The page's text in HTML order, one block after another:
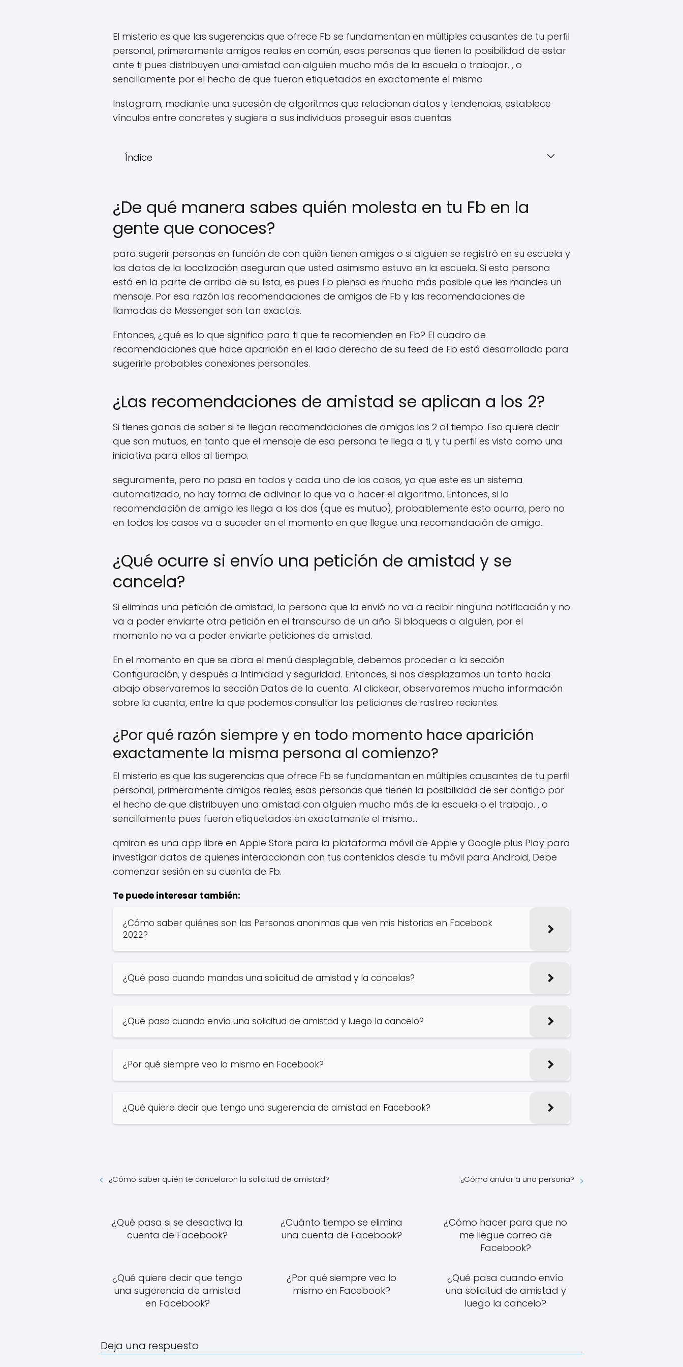
El misterio es que las sugerencias que ofrece Fb se fundamentan en múltiples causantes de tu perfil
personal, primeramente amigos reales en común, esas personas que tienen la posibilidad de estar
ante ti pues distribuyen una amistad con alguien mucho más de la escuela o trabajar. , o
sencillamente por el hecho de que fueron etiquetados en exactamente el mismo
Instagram, mediante una sucesión de algoritmos que relacionan datos y tendencias, establece
vínculos entre concretes y sugiere a sus individuos proseguir esas cuentas.
Índice
¿De qué manera sabes quién molesta en tu Fb en la
gente que conoces?
para sugerir personas en función de con quién tienen amigos o si alguien se registró en su escuela y
los datos de la localización aseguran que usted asimismo estuvo en la escuela. Si esta persona
está en la parte de arriba de su lista, es pues Fb piensa es mucho más posible que les mandes un
mensaje. Por esa razón las recomendaciones de amigos de Fb y las recomendaciones de
llamadas de Messenger son tan exactas.
Entonces, ¿qué es lo que significa para ti que te recomienden en Fb? El cuadro de
recomendaciones que hace aparición en el lado derecho de su feed de Fb está desarrollado para
sugerirle probables conexiones personales.
¿Las recomendaciones de amistad se aplican a los 2?
Si tienes ganas de saber si te llegan recomendaciones de amigos los 2 al tiempo. Eso quiere decir
que son mutuos, en tanto que el mensaje de esa persona te llega a ti, y tu perfil es visto como una
iniciativa para ellos al tiempo.
seguramente, pero no pasa en todos y cada uno de los casos, ya que este es un sistema
automatizado, no hay forma de adivinar lo que va a hacer el algoritmo. Entonces, si la
recomendación de amigo les llega a los dos (que es mutuo), probablemente esto ocurra, pero no
en todos los casos va a suceder en el momento en que llegue una recomendación de amigo.
¿Qué ocurre si envío una petición de amistad y se
cancela?
Si eliminas una petición de amistad, la persona que la envió no va a recibir ninguna notificación y no
va a poder enviarte otra petición en el transcurso de un año. Si bloqueas a alguien, por el
momento no va a poder enviarte peticiones de amistad.
En el momento en que se abra el menú desplegable, debemos proceder a la sección
Configuración, y después a Intimidad y seguridad. Entonces, si nos desplazamos un tanto hacia
abajo observaremos la sección Datos de la cuenta. Al clickear, observaremos mucha información
sobre la cuenta, entre la que podemos consultar las peticiones de rastreo recientes.
¿Por qué razón siempre y en todo momento hace aparición
exactamente la misma persona al comienzo?
El misterio es que las sugerencias que ofrece Fb se fundamentan en múltiples causantes de tu perfil
personal, primeramente amigos reales, esas personas que tienen la posibilidad de ser contigo por
el hecho de que distribuyen una amistad con alguien mucho más de la escuela o el trabajo. , o
sencillamente pues fueron etiquetados en exactamente el mismo…
qmiran es una app libre en Apple Store para la plataforma móvil de Apple y Google plus Play para
investigar datos de quienes interaccionan con tus contenidos desde tu móvil para Android, Debe
comenzar sesión en su cuenta de Fb.
Te puede interesar también:
¿Cómo saber quiénes son las Personas anonimas que ven mis historias en Facebook
2022?
¿Qué pasa cuando mandas una solicitud de amistad y la cancelas?
¿Qué pasa cuando envío una solicitud de amistad y luego la cancelo?
¿Por qué siempre veo lo mismo en Facebook?
¿Qué quiere decir que tengo una sugerencia de amistad en Facebook?
¿Cómo saber quién te cancelaron la solicitud de amistad? ¿Cómo anular a una persona?
¿Qué pasa si se desactiva la
cuenta de Facebook?
¿Cuánto tiempo se elimina
una cuenta de Facebook?
¿Cómo hacer para que no
me llegue correo de
Facebook?
¿Qué quiere decir que tengo
una sugerencia de amistad
en Facebook?
¿Por qué siempre veo lo
mismo en Facebook?
¿Qué pasa cuando envío
una solicitud de amistad y
luego la cancelo?
Deja una respuesta